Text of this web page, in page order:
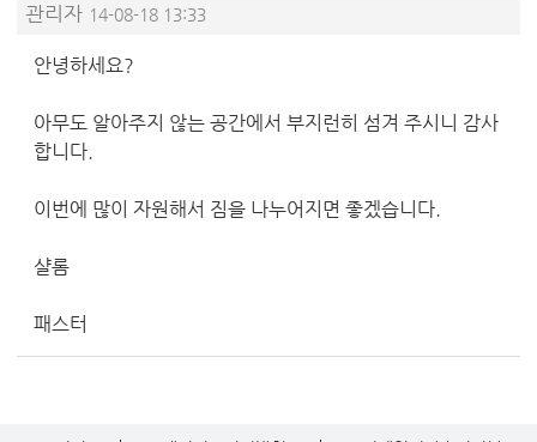
관리자 14-08-18 13:33
안녕하세요?
아무도 알아주지 않는 공간에서 부지런히 섬겨 주시니 감사
합니다.
이번에 많이 자원해서 짐을 나누어지면 좋겠습니다.
샬롬
패스터